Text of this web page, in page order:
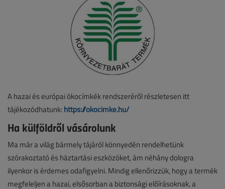
A hazai és európai ökocímkék rendszeréről részletesen itt
tájékozódhatunk:https://okocimke.hu/
Ha külföldről vásárolunk
Ma már a világ bármely tájáról könnyedén rendelhetünk
szórakoztató és háztartási eszközöket, ám néhány dologra
ilyenkor is érdemes odafigyelni. Mindig ellenőrizzük, hogy a termék
megfeleljen a hazai, elsősorban a biztonsági előírásoknak, a